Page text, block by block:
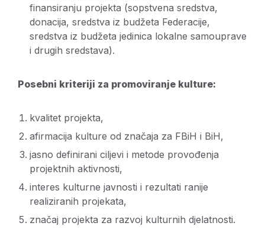
finansiranju projekta (sopstvena sredstva,
donacija, sredstva iz budžeta Federacije,
sredstva iz budžeta jedinica lokalne samouprave
i drugih sredstava).
Posebni kriteriji za promoviranje kulture:
kvalitet projekta,
afirmacija kulture od značaja za FBiH i BiH,
jasno definirani ciljevi i metode provođenja
projektnih aktivnosti,
interes kulturne javnosti i rezultati ranije
realiziranih projekata,
značaj projekta za razvoj kulturnih djelatnosti.